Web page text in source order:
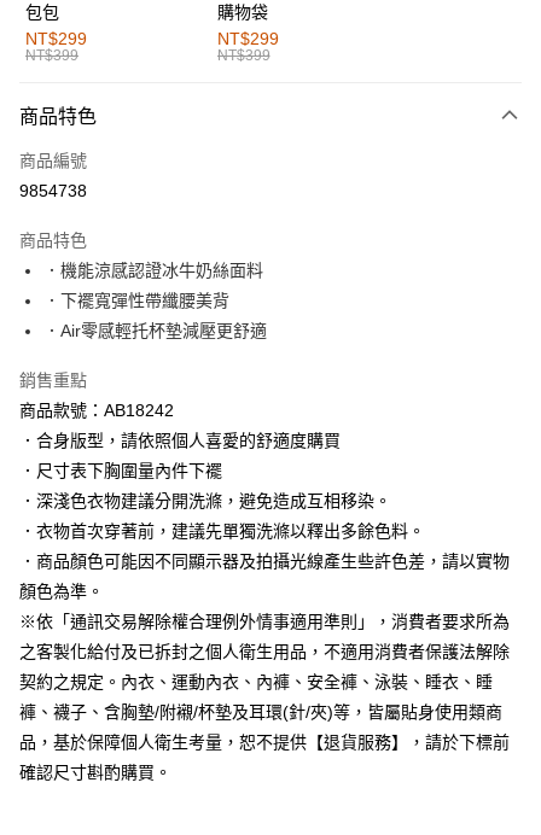
全家取貨付款
每筆NT$60，滿NT$1,000(含以上)免運費
付款後全家取貨
萊爾富取貨付款
付款後萊爾富取貨
每筆NT$60，滿NT$1,000(含以上)免運費
7-11取貨付款
每筆NT$60，滿NT$1,000(含以上)免運費
付款後7-11取貨
每筆NT$60，滿NT$1,000(含以上)免運費
宅配
每筆NT$120，滿NT$1,000(含以上)免運費
付款後門市自取
每筆NT$60，滿NT$1,000(含以上)免運費
海外配送-港/澳/新/馬/泰國專屬 查看運費
海外配送-其他亞洲地區 查看運費
海外配送-歐美地區 查看運費
包包
NT$299
NT$399
購物袋
NT$299
NT$399
商品特色
商品編號
9854738
商品特色
．機能涼感認證冰牛奶絲面料
．下襬寬彈性帶纖腰美背
．Air零感輕托杯墊減壓更舒適
銷售重點
商品款號：AB18242
．合身版型，請依照個人喜愛的舒適度購買
．尺寸表下胸圍量內件下襬
．深淺色衣物建議分開洗滌，避免造成互相移染。
．衣物首次穿著前，建議先單獨洗滌以釋出多餘色料。
．商品顏色可能因不同顯示器及拍攝光線產生些許色差，請以實物
顏色為準。
※依「通訊交易解除權合理例外情事適用準則」，消費者要求所為
之客製化給付及已拆封之個人衛生用品，不適用消費者保護法解除
契約之規定。內衣、運動內衣、內褲、安全褲、泳裝、睡衣、睡
褲、襪子、含胸墊/附襯/杯墊及耳環(針/夾)等，皆屬貼身使用類商
品，基於保障個人衛生考量，恕不提供【退貨服務】，請於下標前
確認尺寸斟酌購買。